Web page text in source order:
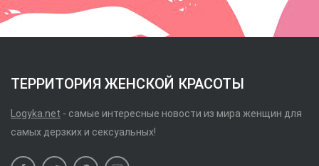
ТЕРРИТОРИЯ ЖЕНСКОЙ КРАСОТЫ
Logyka.net - самые интересные новости из мира женщин для
самых дерзких и сексуальных!